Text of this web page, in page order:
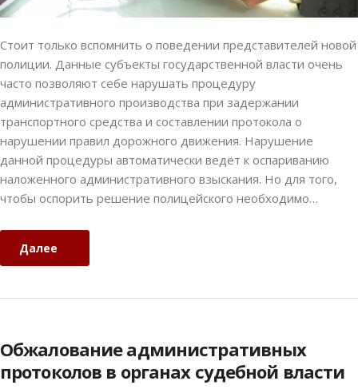
Стоит только вспомнить о поведении представителей новой
полиции. Данные субъекты государственной власти очень
часто позволяют себе нарушать процедуру
административного производства при задержании
транспортного средства и составлении протокола о
нарушении правил дорожного движения. Нарушение
данной процедуры автоматически ведёт к оспариванию
наложенного административного взыскания. Но для того,
чтобы оспорить решение полицейского необходимо…
Далее
Обжалование административных
протоколов в органах судебной власти